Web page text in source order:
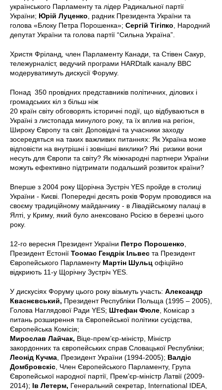
українського Парламенту та лідер Радикальної партії
України; Юрій Луценко , радник Президента України та
голова «Блоку Петра Порошенка»; Сергій Тігіпко , Народний
депутат України та голова партії “Сильна Україна”.
Христя Фріланд, член Парламенту Канади, та Стівен Сакур,
тележурналіст, ведучий програми HARDtalk каналу BBC
модеруватимуть дискусії Форуму.
Понад 350 провідних представників політичних, ділових і
громадських кіл з більш ніж
20 країн світу обговорять історичні події, що відбуваються в
Україні з листопада минулого року, та їх вплив на регіон,
Широку Європу та світ. Доповідачі та учасники заходу
зосередяться на таких важливих питаннях: Як Україна може
відповісти на внутрішні і зовнішні виклики? Які ризики вони
несуть для Європи та світу? Як міжнародні партнери України
можуть ефективно підтримати подальший розвиток країни?
Вперше з 2004 року Щорічна Зустріч YES пройде в столиці
України - Києві. Попередні десять років Форум проводився на
своєму традиційному майданчику - в Лівадійському палаці в
Ялті, у Криму, який було анексовано Росією в березні цього
року.
12-го вересня Президент України Петро Порошенко
Президент Естонії Тоомас Гендрік Ільвес та Президент
Європейського Парламенту Мартін Шульц офіційно
відкриють 11-у Щорічну Зустріч YES.
У дискусіях Форуму цього року візьмуть участь: Александр
Кваснєвський, Президент Республіки Польща (1995 – 2005),
Голова Наглядової Ради YES; Штефан Фюле , Комісар з
питань розширення та Європейської політики сусідства,
Європейська Комісія;
Мирослав Лайчак, Віце-прем’єр-міністр, Міністр
закордонних та європейських справ Словацької Республіки;
Леонід Кучма , Президент України (1994-2005); Валдіс
Домбровскіс Член Європейського Парламенту, Група
Європейської народної партії, Прем’єр-міністр Латвії (2009-
2014); Ів Летерм, Генеральний секретар, International IDEA,